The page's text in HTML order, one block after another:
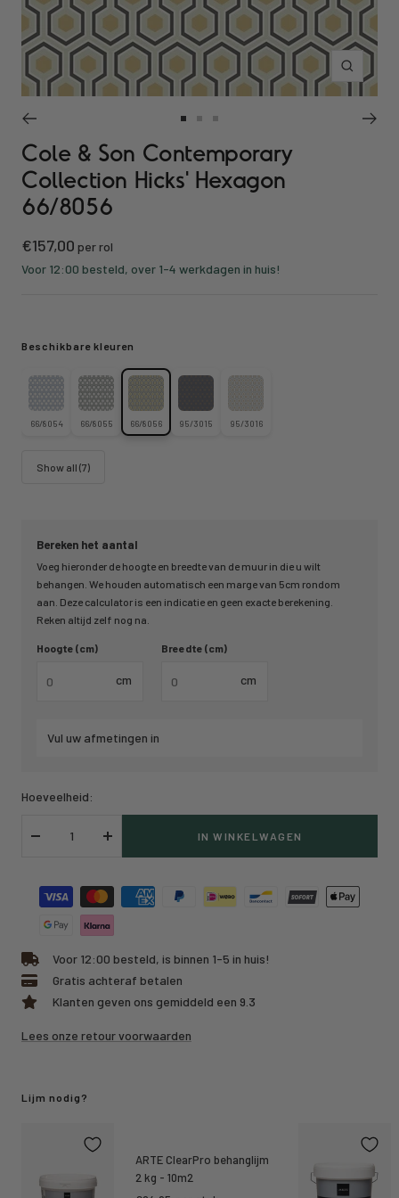
Inzoomen
naar
slide
1
naar
slide
2
naar
slide
3
Cole & Son Contemporary
Collection Hicks' Hexagon
66/8056
Kortings
prijs
€157,00 per rol
Voor 12:00 besteld, over 1-4 werkdagen in huis!
Bereken het aantal
Voeg hieronder de hoogte en breedte van de muur in die u wilt
behangen. We houden automatisch een marge van 5cm rondom
aan. Deze calculator is een indicatie en geen exacte berekening.
Reken altijd zelf nog na.
Hoogte (cm)
cm
Breedte (cm)
cm
Vul uw afmetingen in
Beschikbare kleuren
66/8054 66/8055 66/8056 95/3015 95/3016
Show all (7)
Hoeveelheid:
Verlaag
Verhoog
IN WINKELWAGEN
Voor 12:00 besteld, is binnen 1-5 in huis!
Gratis achteraf betalen
Klanten geven ons gemiddeld een 9.3
Lees onze retour voorwaarden
Lijm nodig?
ARTE ClearPro behanglijm
2 kg - 10m2